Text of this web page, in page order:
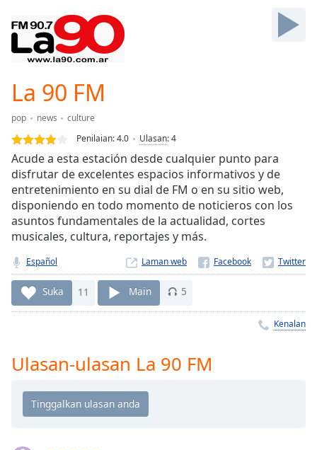
Skip
Forward
Mute
Current
Loaded:
0.00%
Stream
TypeLIVE
Seek to
currently
behind
LIVE
Remaining
Time-
1x
Chapters
Chapters
Descriptions
La 90 FM
pop news
culture
Penilaian:4.0 Ulasan:4
Acude a esta estación desde cualquier punto para
disfrutar de excelentes espacios informativos y de
entretenimiento en su dial de FM o en su sitio web,
disponiendo en todo momento de noticieros con los
asuntos fundamentales de la actualidad, cortes
musicales, cultura, reportajes y más.
Español Laman web
Suka 11 Main 5
Kenalan
Ulasan-ulasan La 90 FM